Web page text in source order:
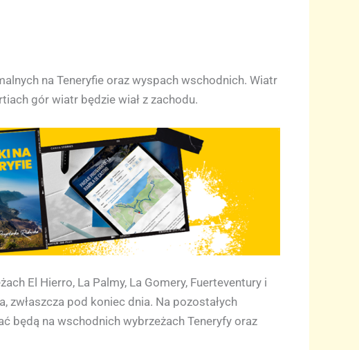
na Teneryfie oraz wyspach wschodnich. Wiatr
gór wiatr będzie wiał z zachodu.
El Hierro, La Palmy, La Gomery, Fuerteventury i
pod koniec dnia. Na pozostałych
będą na wschodnich wybrzeżach Teneryfy oraz